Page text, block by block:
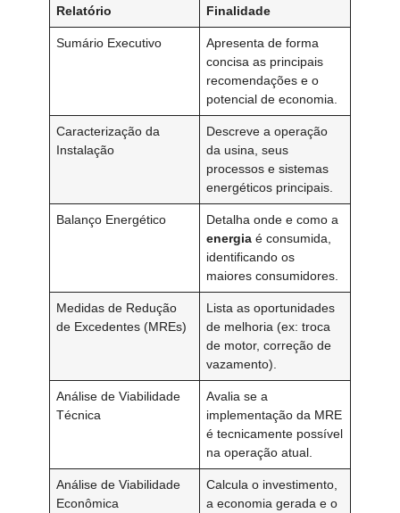
Relatório
Finalidade
Sumário Executivo
Apresenta de forma
concisa as principais
recomendações e o
potencial de economia.
Caracterização da
Instalação
Descreve a operação
da usina, seus
processos e sistemas
energéticos principais.
Balanço Energético
Detalha onde e como a
energia é consumida,
identificando os
maiores consumidores.
Medidas de Redução
de Excedentes (MREs)
Lista as oportunidades
de melhoria (ex: troca
de motor, correção de
vazamento).
Análise de Viabilidade
Técnica
Avalia se a
implementação da MRE
é tecnicamente possível
na operação atual.
Análise de Viabilidade
Econômica
Calcula o investimento,
a economia gerada e o